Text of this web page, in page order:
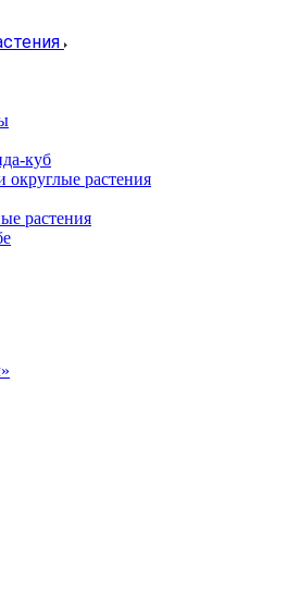
куб
растения
растения